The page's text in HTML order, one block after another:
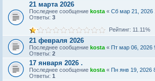
21 марта 2026
Последнее сообщение kosta « Сб мар 21, 2026
Ответы: 3
Рейтинг: 11.11%
21 февраля 2026
Последнее сообщение kosta « Пт мар 06, 2026
Ответы: 2
17 января 2026 .
Последнее сообщение kosta « Пн янв 19, 2026
Ответы: 1